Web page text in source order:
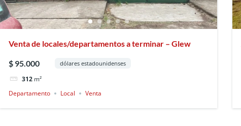
Venta de locales/departamentos a terminar – Glew
$ 95.000 dólares estadounidenses
312 m²
Departamento
Local Venta